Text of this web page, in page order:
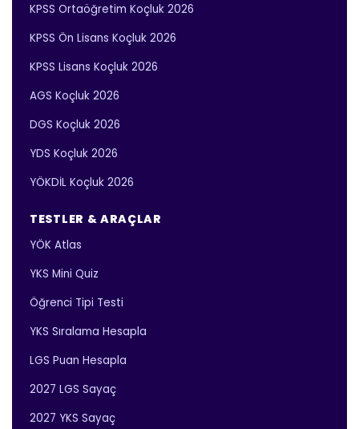
KPSS Ortaöğretim Koçluk 2026
KPSS Ön Lisans Koçluk 2026
KPSS Lisans Koçluk 2026
AGS Koçluk 2026
DGS Koçluk 2026
YDS Koçluk 2026
YÖKDİL Koçluk 2026
TESTLER & ARAÇLAR
YÖK Atlas
YKS Mini Quiz
Öğrenci Tipi Testi
YKS Sıralama Hesapla
LGS Puan Hesapla
2027 LGS Sayaç
2027 YKS Sayaç